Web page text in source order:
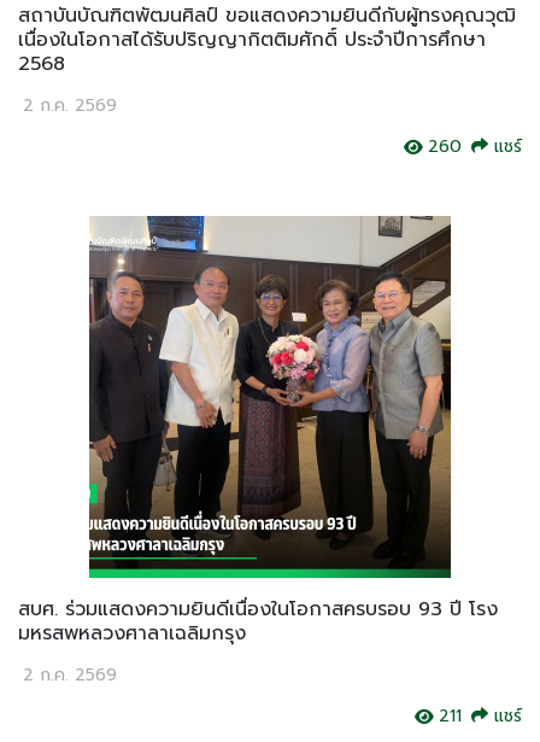
สถาบันบัณฑิตพัฒนศิลป์ ขอแสดงความยินดีกับผู้ทรงคุณวุฒิ
เนื่องในโอกาสได้รับปริญญากิตติมศักดิ์ ประจำปีการศึกษา
2568
2 ก.ค. 2569
260
แชร์
สบศ. ร่วมแสดงความยินดีเนื่องในโอกาสครบรอบ 93 ปี โรง
มหรสพหลวงศาลาเฉลิมกรุง
2 ก.ค. 2569
211
แชร์